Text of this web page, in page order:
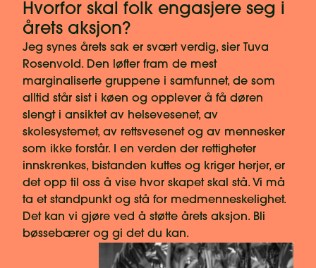
Hvorfor skal folk engasjere seg i
årets aksjon?
Jeg synes årets sak er svært verdig, sier Tuva
Rosenvold. Den løfter fram de mest
marginaliserte gruppene i samfunnet, de som
alltid står sist i køen og opplever å få døren
slengt i ansiktet av helsevesenet, av
skolesystemet, av rettsvesenet og av mennesker
som ikke forstår. I en verden der rettigheter
innskrenkes, bistanden kuttes og kriger herjer, er
det opp til oss å vise hvor skapet skal stå. Vi må
ta et standpunkt og stå for medmenneskelighet.
Det kan vi gjøre ved å støtte årets aksjon. Bli
bøssebærer og gi det du kan.